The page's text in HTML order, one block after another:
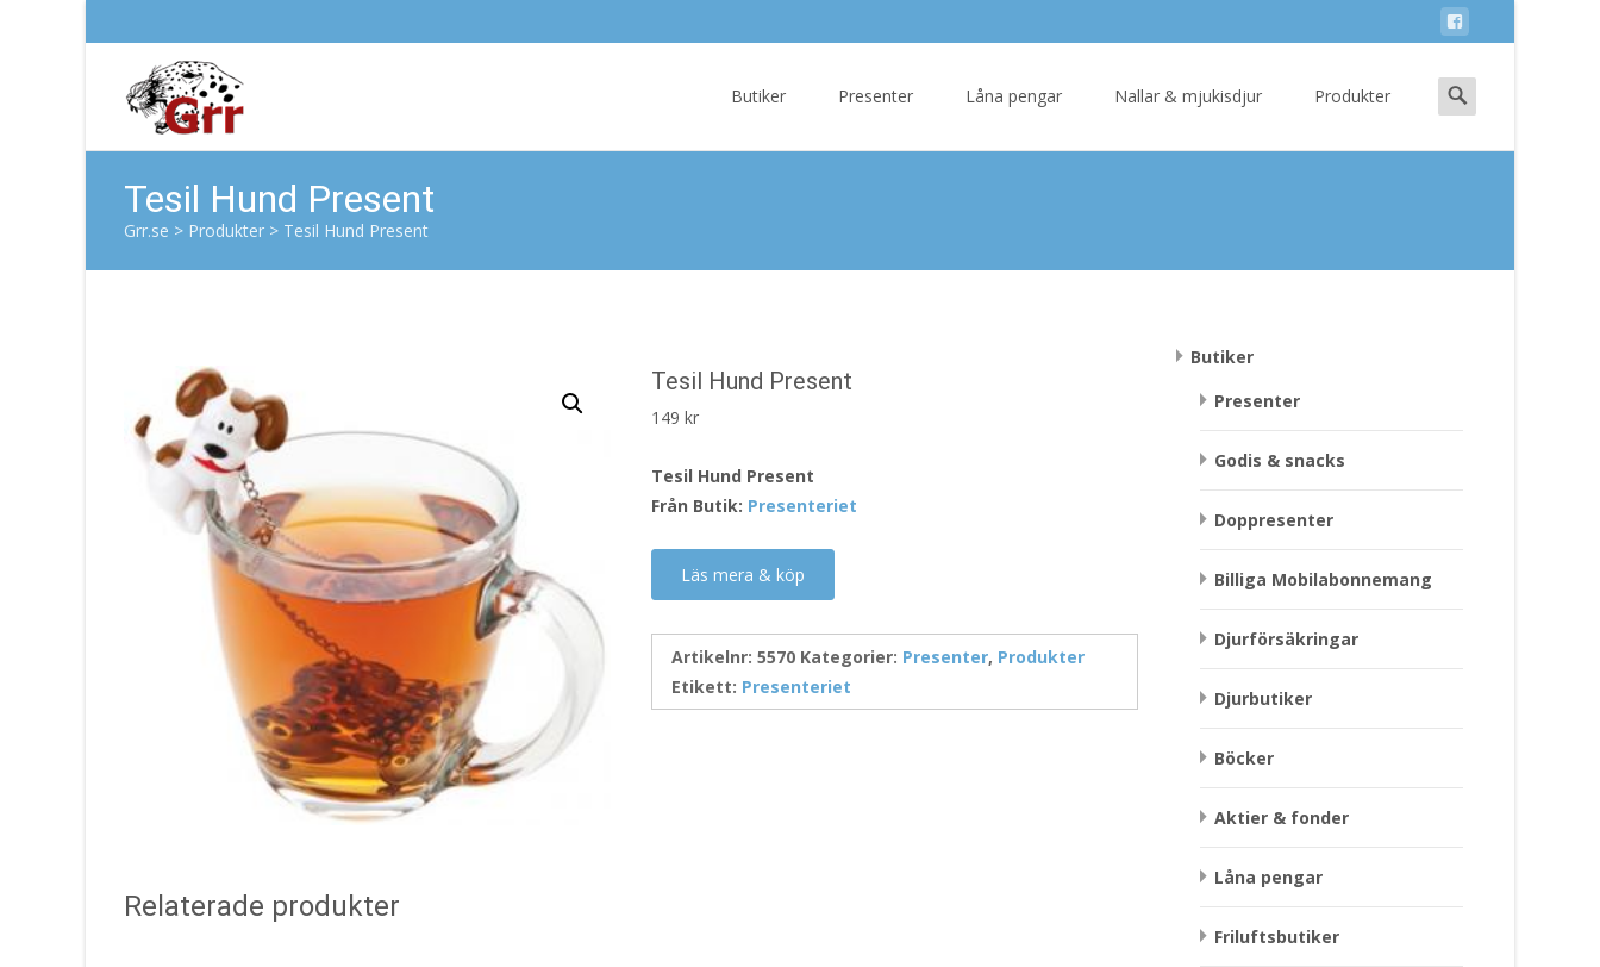
Butiker Presenter Låna pengar Nallar & mjukisdjur Produkter
Search
for:
Tesil Hund Present
Grr.se > Produkter > Tesil Hund Present
Tesil Hund Present
149kr
Tesil Hund Present
Från Butik: Presenteriet
Läs mera & köp
Artikelnr:5570 Kategorier: Presenter, Produkter
Etikett: Presenteriet
Relaterade produkter
Butiker
Presenter
Godis & snacks
Doppresenter
Billiga Mobilabonnemang
Djurförsäkringar
Djurbutiker
Böcker
Aktier & fonder
Låna pengar
Friluftsbutiker